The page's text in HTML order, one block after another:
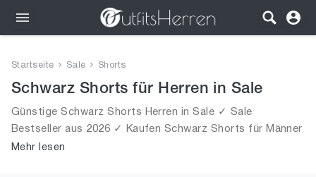
Bekleidung
Wäsche
Schuhe
Startseite Sale Shorts
Schwarz Shorts für Herren in Sale
Günstige Schwarz Shorts Herren in Sale ✓ Sale
Bestseller aus 2026 ✓ Kaufen Schwarz Shorts für Männer
in Sale!
Mehr lesen